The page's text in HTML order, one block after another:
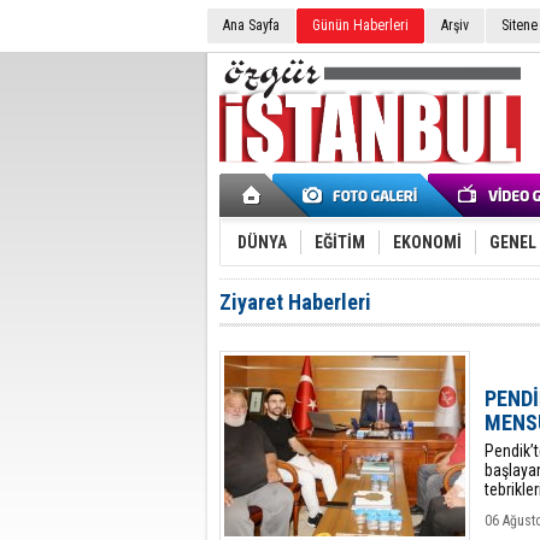
Ana Sayfa Günün Haberleri Arşiv
DÜNYA EĞİTİM EKONOMİ GENEL
Ziyaret Haberleri
06